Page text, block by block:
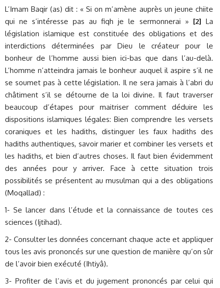
L’Imam Baqir (as) dit : « Si on m’amène auprès un jeune chiite
qui ne s’intéresse pas au fiqh je le sermonnerai »[2] La
législation islamique est constituée des obligations et des
interdictions déterminées par Dieu le créateur pour le
bonheur de l’homme aussi bien ici-bas que dans l’au-delà.
L’homme n’atteindra jamais le bonheur auquel il aspire s’il ne
se soumet pas à cette législation. Il ne sera jamais à l’abri du
châtiment s’il se détourne de la loi divine. Il faut traverser
beaucoup d’étapes pour maitriser comment déduire les
dispositions islamiques légales: Bien comprendre les versets
coraniques et les hadiths, distinguer les faux hadiths des
hadiths authentiques, savoir marier et combiner les versets et
les hadiths, et bien d’autres choses. Il faut bien évidemment
des années pour y arriver. Face à cette situation trois
possibilités se présentent au musulman qui a des obligations
(Moqallad) :
1- Se lancer dans l’étude et la connaissance de toutes ces
sciences (Ijtihad).
2- Consulter les données concernant chaque acte et appliquer
tous les avis prononcés sur une question de manière qu’on sûr
de l’avoir bien exécuté (Ihtiyâ).
3- Profiter de l’avis et du jugement prononcés par celui qui